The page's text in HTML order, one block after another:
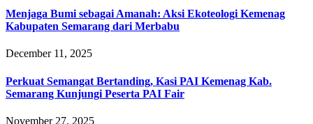
Menjaga Bumi sebagai Amanah: Aksi Ekoteologi Kemenag
Kabupaten Semarang dari Merbabu
December 11, 2025
Perkuat Semangat Bertanding, Kasi PAI Kemenag Kab.
Semarang Kunjungi Peserta PAI Fair
November 27, 2025